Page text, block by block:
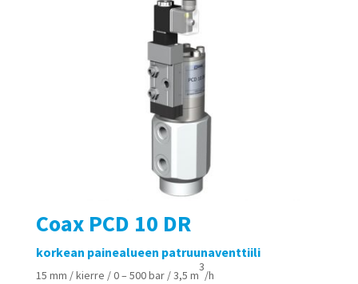
Coax PCD 10 DR
korkean painealueen patruunaventtiili
15 mm / kierre / 0 – 500 bar / 3,5 m
3
/h